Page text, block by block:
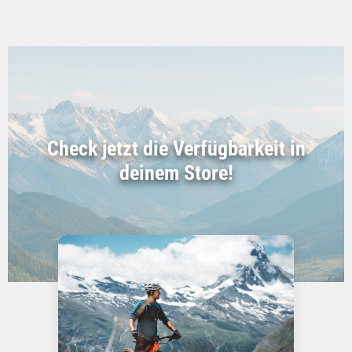
Check jetzt die Verfügbarkeit in
deinem Store!